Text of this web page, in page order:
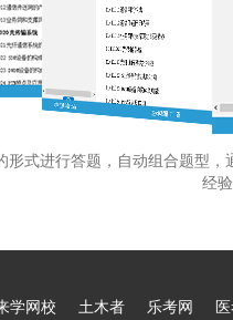
形式进行答题，自动组合题型
经
学网校 土木者 乐考网